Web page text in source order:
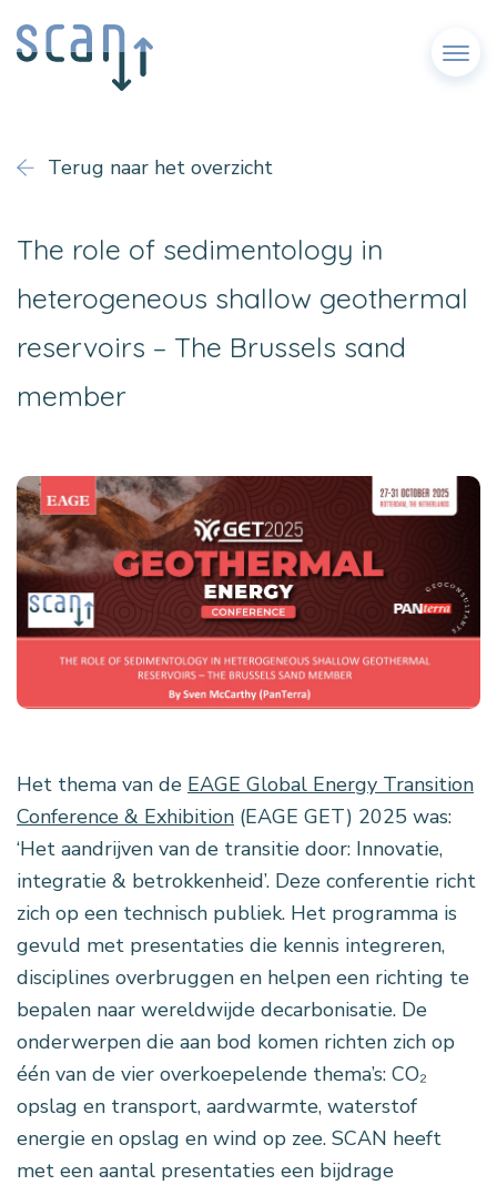
Menu
Terug naar het overzicht
The role of sedimentology in
heterogeneous shallow geothermal
reservoirs – The Brussels sand
member
Het thema van de EAGE Global Energy Transition
Conference & Exhibition (EAGE GET) 2025 was:
‘Het aandrijven van de transitie door: Innovatie,
integratie & betrokkenheid’. Deze conferentie richt
zich op een technisch publiek. Het programma is
gevuld met presentaties die kennis integreren,
disciplines overbruggen en helpen een richting te
bepalen naar wereldwijde decarbonisatie. De
onderwerpen die aan bod komen richten zich op
één van de vier overkoepelende thema’s: CO₂
opslag en transport, aardwarmte, waterstof
energie en opslag en wind op zee. SCAN heeft
met een aantal presentaties een bijdrage